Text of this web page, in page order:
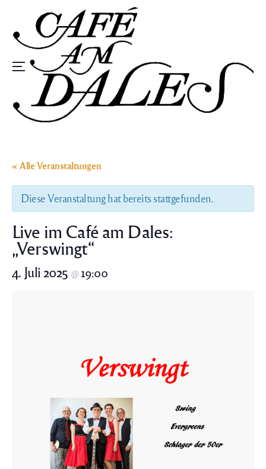
springen
Speisekarte
« Alle Veranstaltungen
Diese Veranstaltung hat bereits stattgefunden.
Live im Café am Dales:
„Verswingt“
4. Juli 2025 @ 19:00